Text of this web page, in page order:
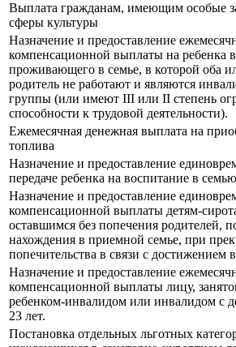
Выплата гражданам, имеющим особые
сферы культуры
Назначение и предоставление
компенсационной выплаты на ребенка в
проживающего в семье, в которой оба
родитель не работают и являются
группы (или имеют III или II степень
способности к трудовой деятельности).
Ежемесячная денежная выплата на
топлива
Назначение и предоставление
передаче ребенка на воспитание в
Назначение и предоставление
компенсационной выплаты детям-
оставшимся без попечения родителей,
нахождения в приемной семье, при
попечительства в связи с достижением
Назначение и предоставление
компенсационной выплаты лицу,
ребенком-инвалидом или инвалидом с
23 лет.
Постановка отдельных льготных